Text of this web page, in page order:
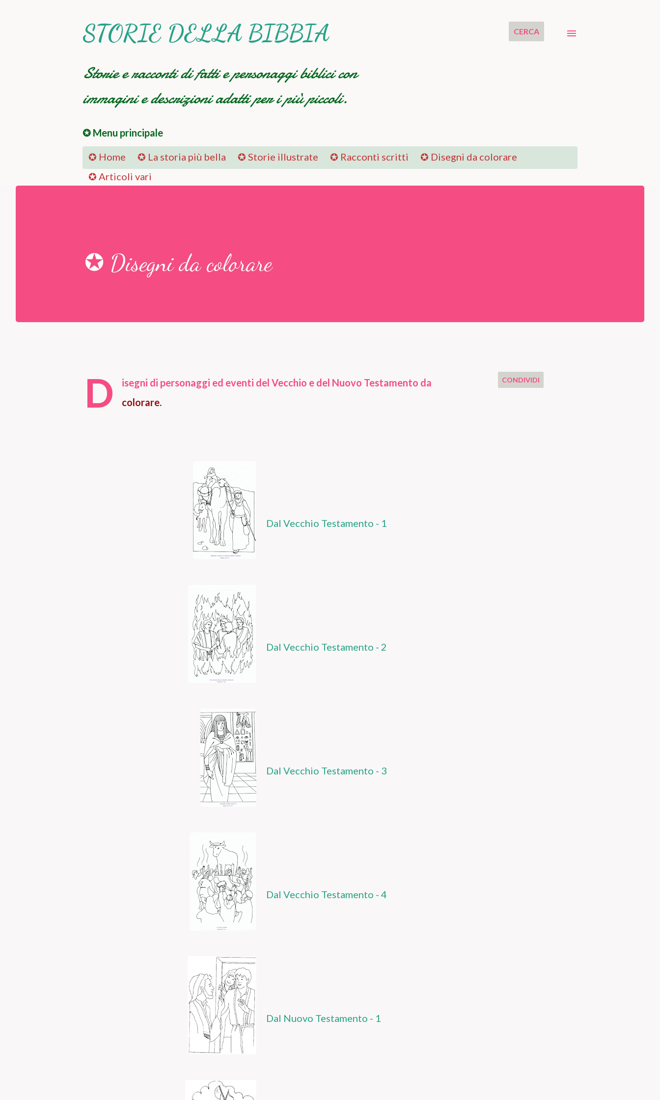
STORIE DELLA BIBBIA
Storie e racconti di fatti e personaggi biblici con
immagini e descrizioni adatti per i più piccoli.
CERCA
✪ Menu principale
✪ Home ✪ La storia più bella ✪ Storie illustrate ✪ Racconti scritti
✪ Disegni da colorare
✪ Articoli vari
✪ Disegni da colorare
D
isegni di personaggi ed eventi del Vecchio e del Nuovo Testamento da
colorare.
Dal Vecchio Testamento - 1
Dal Vecchio Testamento - 2
Dal Vecchio Testamento - 3
Dal Vecchio Testamento - 4
Dal Nuovo Testamento - 1
CONDIVIDI